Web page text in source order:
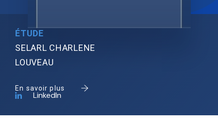
ÉTUDE
SELARL CHARLENE
LOUVEAU
En savoir plus
LinkedIn